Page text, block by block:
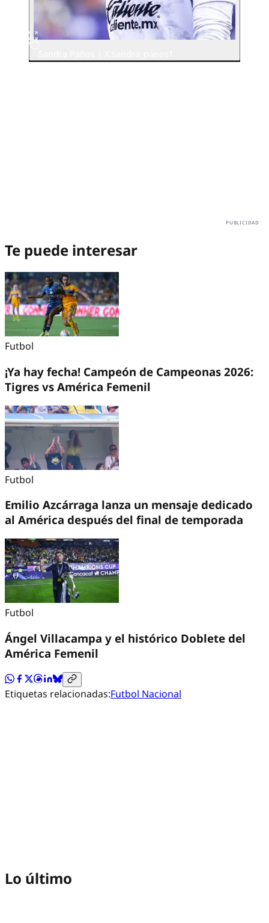
Te puede interesar
Futbol
¡Ya hay fecha! Campeón de Campeonas 2026:
Tigres vs América Femenil
Futbol
Emilio Azcárraga lanza un mensaje dedicado
al América después del final de temporada
Futbol
Ángel Villacampa y el histórico Doblete del
América Femenil
Etiquetas relacionadas:Futbol Nacional
Lo último